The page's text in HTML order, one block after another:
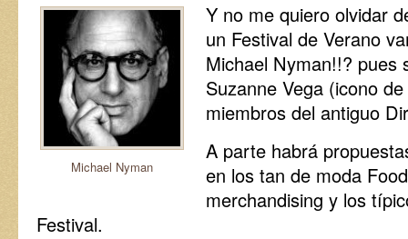
Michael Nyman
Y no me quiero olvidar
un Festival de Verano
Michael Nyman!!?
Suzanne Vega (icono
miembros del antiguo
A parte habrá
en los tan de moda
merchandising y los
Festival.